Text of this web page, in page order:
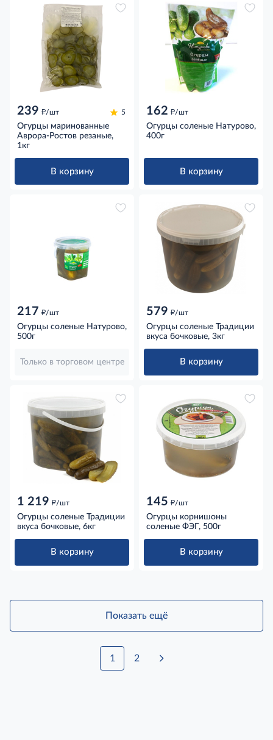
239 д/шт 5
Огурцы маринованные
Аврора-Ростов резаные,
1кг
В корзину
162 д/шт
Огурцы соленые Натурово,
400г
В корзину
217 д/шт
Огурцы соленые Натурово,
500г
Только в торговом центре
579 д/шт
Огурцы соленые Традиции
вкуса бочковые, 3кг
В корзину
1 219 д/шт
Огурцы соленые Традиции
вкуса бочковые, 6кг
В корзину
145 д/шт
Огурцы корнишоны
соленые ФЭГ, 500г
В корзину
Показать ещё
1 2